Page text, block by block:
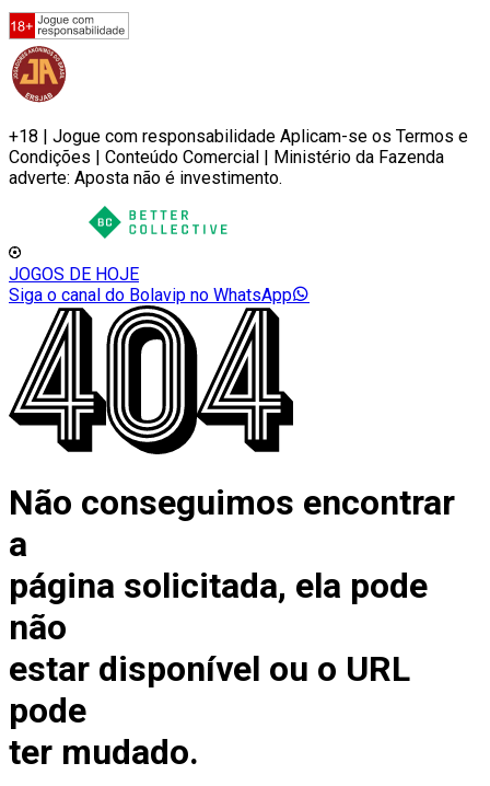
+18 | Jogue com responsabilidade Aplicam-se os Termos e
Condições | Conteúdo Comercial | Ministério da Fazenda
adverte: Aposta não é investimento.
JOGOS DE HOJE
Siga o canal do Bolavip no WhatsApp
Não conseguimos encontrar
a
página solicitada, ela pode
não
estar disponível ou o URL
pode
ter mudado.